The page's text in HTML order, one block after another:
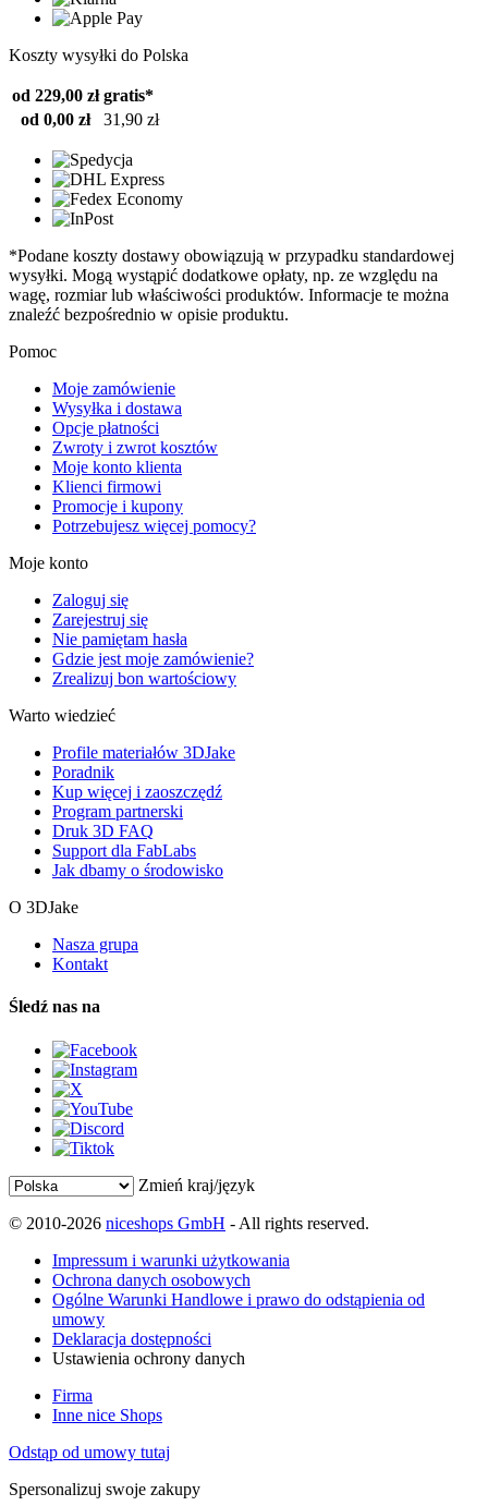
Koszty wysyłki do Polska
od 229,00 zł gratis*
od 0,00 zł
31,90 zł
*Podane koszty dostawy obowiązują w przypadku standardowej
wysyłki. Mogą wystąpić dodatkowe opłaty, np. ze względu na
wagę, rozmiar lub właściwości produktów. Informacje te można
znaleźć bezpośrednio w opisie produktu.
Pomoc
Moje zamówienie
Wysyłka i dostawa
Opcje płatności
Zwroty i zwrot kosztów
Moje konto klienta
Klienci firmowi
Promocje i kupony
Potrzebujesz więcej pomocy?
Moje konto
Zaloguj się
Zarejestruj się
Nie pamiętam hasła
Gdzie jest moje zamówienie?
Zrealizuj bon wartościowy
Warto wiedzieć
Profile materiałów 3DJake
Poradnik
Kup więcej i zaoszczędź
Program partnerski
Druk 3D FAQ
Support dla FabLabs
Jak dbamy o środowisko
O 3DJake
Nasza grupa
Kontakt
Śledź nas na
Zmień kraj/język
© 2010-2026 niceshops GmbH - All rights reserved.
Impressum i warunki użytkowania
Ochrona danych osobowych
Ogólne Warunki Handlowe i prawo do odstąpienia od
umowy
Deklaracja dostępności
Ustawienia ochrony danych
Firma
Inne nice Shops
Odstąp od umowy tutaj
Spersonalizuj swoje zakupy